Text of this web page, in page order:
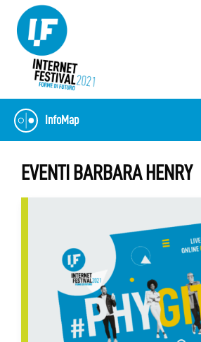
contenuto
InfoMap
EVENTI BARBARA HENRY